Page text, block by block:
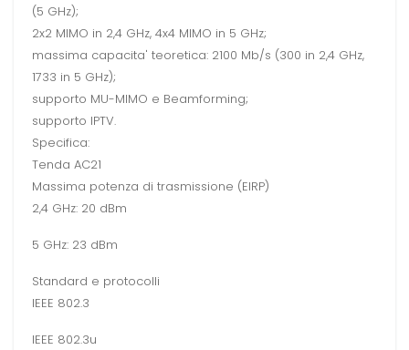
(5 GHz);
2x2 MIMO in 2,4 GHz, 4x4 MIMO in 5 GHz;
massima capacita' teoretica: 2100 Mb/s (300 in 2,4 GHz,
1733 in 5 GHz);
supporto MU-MIMO e Beamforming;
supporto IPTV.
Specifica:
Tenda AC21
Massima potenza di trasmissione (EIRP)
2,4 GHz: 20 dBm
5 GHz: 23 dBm
Standard e protocolli
IEEE 802.3
IEEE 802.3u